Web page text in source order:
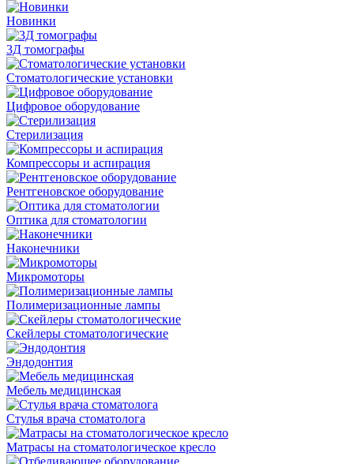
Новинки
3Д томографы
Стоматологические установки
Цифровое оборудование
Стерилизация
Компрессоры и аспирация
Рентгеновское оборудование
Оптика для стоматологии
Наконечники
Микромоторы
Полимеризационные лампы
Скейлеры стоматологические
Эндодонтия
Мебель медицинская
Стулья врача стоматолога
Матрасы на стоматологическое кресло